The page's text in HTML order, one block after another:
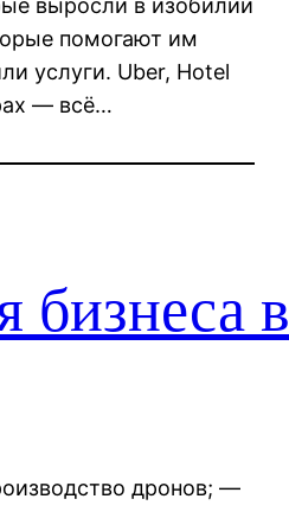
помогают им
услуги. Uber, Hotel
— всё…
бизнеса в
дронов; —